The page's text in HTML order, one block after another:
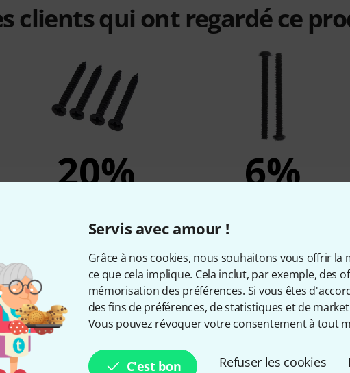
Servis avec amour !
Grâce à nos cookies, nous souhaitons vous offrir
ce que cela implique. Cela inclut, par exemple, des
mémorisation des préférences. Si vous êtes
des fins de préférences, de statistiques et de
Vous pouvez révoquer votre consentement à tout
C'est bon Refuser les cookies
clients qui ont regardé ce
20%
Harley Benton Humbucker
1,79 €
6%
Harley Benton Parts
1,49 €
Comparer